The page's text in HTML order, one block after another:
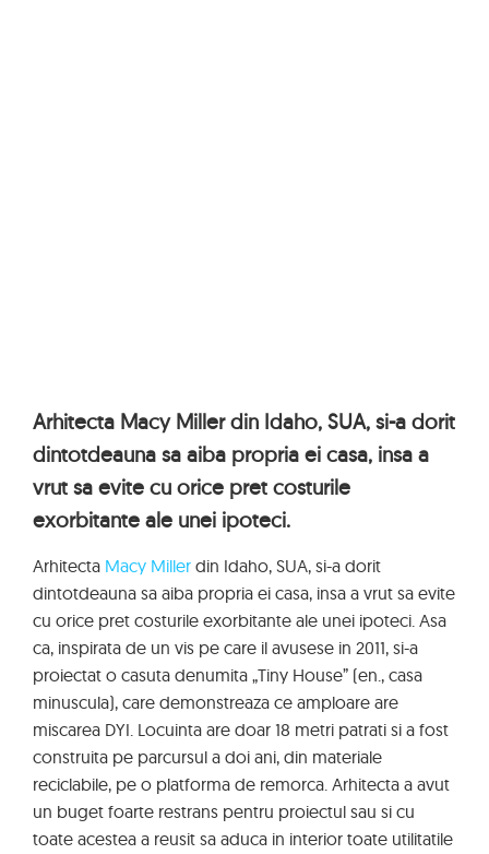
Arhitecta Macy Miller din Idaho, SUA, si-a dorit
dintotdeauna sa aiba propria ei casa, insa a
vrut sa evite cu orice pret costurile
exorbitante ale unei ipoteci.
Arhitecta Macy Miller din Idaho, SUA, si-a dorit
dintotdeauna sa aiba propria ei casa, insa a vrut sa evite
cu orice pret costurile exorbitante ale unei ipoteci. Asa
ca, inspirata de un vis pe care il avusese in 2011, si-a
proiectat o casuta denumita „Tiny House” (en., casa
minuscula), care demonstreaza ce amploare are
miscarea DYI. Locuinta are doar 18 metri patrati si a fost
construita pe parcursul a doi ani, din materiale
reciclabile, pe o platforma de remorca. Arhitecta a avut
un buget foarte restrans pentru proiectul sau si cu
toate acestea a reusit sa aduca in interior toate utilitatile